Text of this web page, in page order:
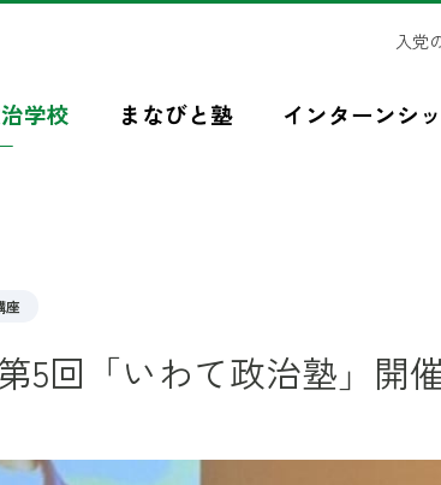
学校 まなびと塾 インターンシ
入党
座
5回「いわて政治塾」開催